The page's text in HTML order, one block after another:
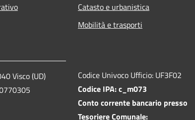
Catasto e urbanistica
Mobilità e trasporti
Visco (UD)
Codice Univoco Ufficio: UF3F02
Codice IPA: c_m073
Conto corrente bancario presso
Tesoriere Comunale: